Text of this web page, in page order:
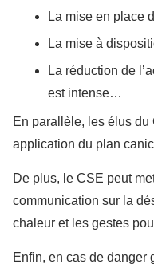
La mise en place
La mise à
La réduction de
est intense…
En parallèle, les élus du
application du plan
De plus, le CSE peut
communication sur la
chaleur et les gestes
Enfin, en cas de danger